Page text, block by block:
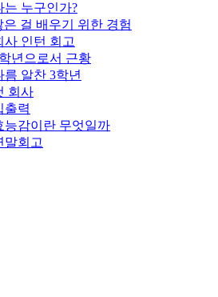
는 누구인가?
은 걸 배우기 위한 경험
사 인턴 회고
년으로서 근황
름 알찬 3학년
회사
출력
능감이란 무엇일까
말회고